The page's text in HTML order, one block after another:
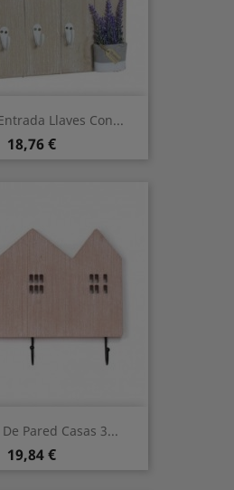
Llaves Con...
Preis
18,76 €
Pared Casas 3...
Preis
19,84 €